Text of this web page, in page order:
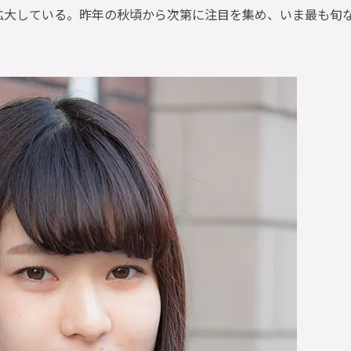
している。昨年の秋頃から次第に注目を集め、いま最も旬